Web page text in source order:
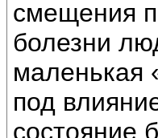
смещения
болезни
маленькая
под
состояние